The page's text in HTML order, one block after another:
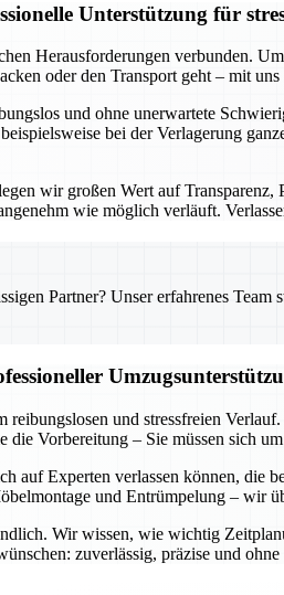
Unterstützung für
Herausforderungen verbunden.
oder den Transport geht – mit
und ohne unerwartete
bei der Verlagerung
wir großen Wert auf
wie möglich verläuft.
Partner? Unser erfahrenes
reibungslosen und stressfreien
Vorbereitung – Sie müssen sich
auf Experten verlassen können,
und Entrümpelung – wir
Wir wissen, wie wichtig
zuverlässig, präzise und ohne